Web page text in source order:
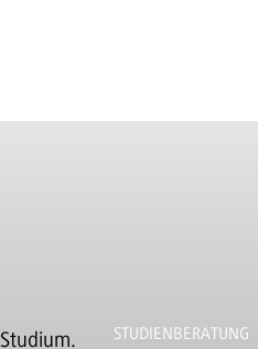
STUDIENBERATUNG